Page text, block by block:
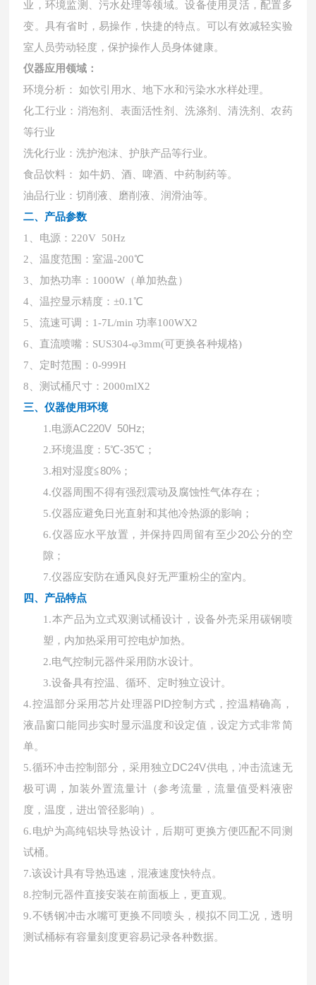
业，环境监测、污水处理等领域。设备使用灵活，配置多
变。具有省时，易操作，快捷的特点。可以有效减轻实验
室人员劳动轻度，保护操作人员身体健康。
仪器应用领域：
环境分析： 如饮引用水、地下水和污染水水样处理。
化工行业：消泡剂、表面活性剂、洗涤剂、清洗剂、农药
等行业
洗化行业：洗护泡沫、护肤产品等行业。
食品饮料： 如牛奶、酒、啤酒、中药制药等。
油品行业：切削液、磨削液、润滑油等。
二、产品参数
1、电源：220V 50Hz
2、温度范围：室温-200℃
3、加热功率：1000W（单加热盘）
4、温控显示精度：±0.1℃
5、流速可调：1-7L/min 功率100WX2
6、直流喷嘴：SUS304-φ3mm(可更换各种规格)
7、定时范围：0-999H
8、测试桶尺寸：2000mlX2
三、仪器使用环境
1.电源AC220V 50Hz;
2.环境温度： 5℃-35℃；
3.相对湿度≦80%；
4.仪器周围不得有强烈震动及腐蚀性气体存在；
5.仪器应避免日光直射和其他冷热源的影响；
6.仪器应水平放置，并保持四周留有至少20公分的空
隙；
7.仪器应安防在通风良好无严重粉尘的室内。
四、产品特点
1.本产品为立式双测试桶设计，设备外壳采用碳钢喷
塑，内加热采用可控电炉加热。
2.电气控制元器件采用防水设计。
3.设备具有控温、循环、定时独立设计。
4.控温部分采用芯片处理器PID控制方式，控温精确高，
液晶窗口能同步实时显示温度和设定值，设定方式非常简
单。
5.循环冲击控制部分，采用独立DC24V供电，冲击流速无
极可调，加装外置流量计（参考流量，流量值受料液密
度，温度，进出管径影响）。
6.电炉为高纯铝块导热设计，后期可更换方便匹配不同测
试桶。
7.该设计具有导热迅速，混液速度快特点。
8.控制元器件直接安装在前面板上，更直观。
9.不锈钢冲击水嘴可更换不同喷头，模拟不同工况，透明
测试桶标有容量刻度更容易记录各种数据。